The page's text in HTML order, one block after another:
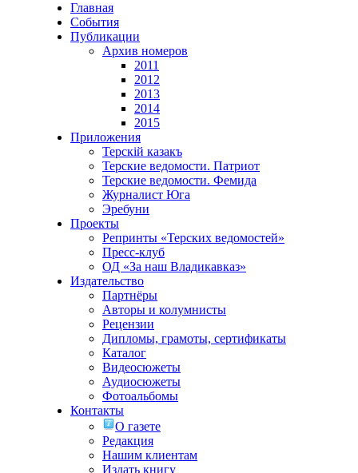
Главная
События
Публикации
Архив номеров
2011
2012
2013
2014
2015
Приложения
Терскiй казакъ
Терские ведомости. Патриот
Терские ведомости. Фемида
Журналист Юга
Эребуни
Проекты
Репринты «Терских ведомостей»
Пресс-клуб
ОД «За наш Владикавказ»
Издательство
Партнёры
Авторы и колумнисты
Рецензии
Дипломы, грамоты, сертификаты
Каталог
Видеосюжеты
Аудиосюжеты
Фотоальбомы
Контакты
О газете
Редакция
Нашим клиентам
Издать книгу